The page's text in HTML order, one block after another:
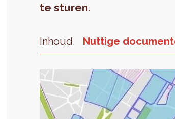
te sturen.
Inhoud Nuttige